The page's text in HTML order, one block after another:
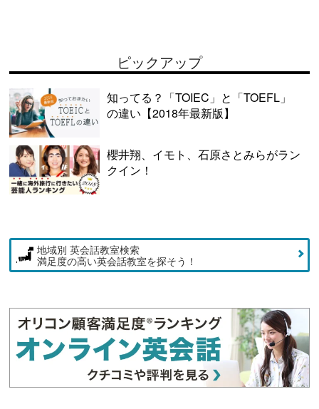
ピックアップ
知ってる？「TOIEC」と「TOEFL」
の違い【2018年最新版】
櫻井翔、イモト、石原さとみらがラン
クイン！
地域別 英会話教室検索
満足度の高い英会話教室を探そう！